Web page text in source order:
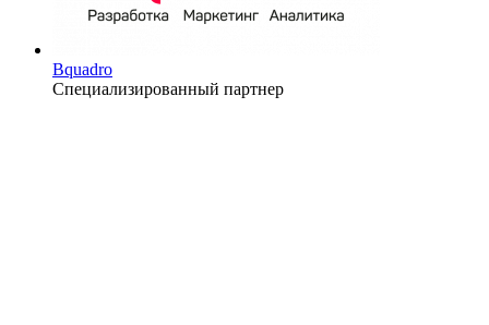
Bquadro
Специализированный партнер